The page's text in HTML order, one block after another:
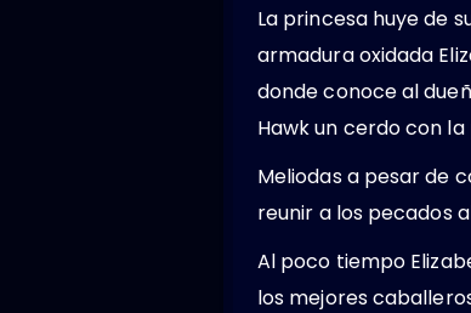
La princesa huye de
armadura oxidada
donde conoce al
Hawk un cerdo con
Meliodas a pesar de
reunir a los pecados
Al poco tiempo
los mejores